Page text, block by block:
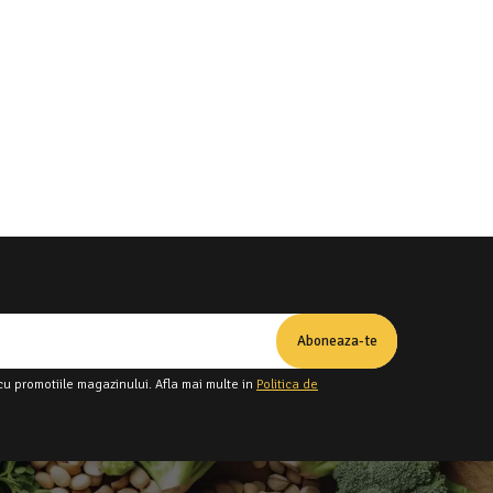
promotiile magazinului. Afla mai multe in Politica de